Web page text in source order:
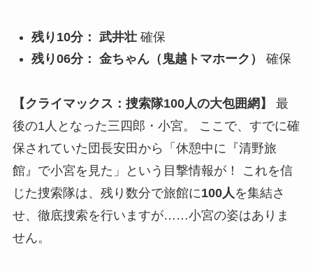
残り10分： 武井壮確保
残り06分： 金ちゃん（鬼越トマホーク） 確保
【クライマックス：捜索隊100人の大包囲網】
最
後の1人となった三四郎・小宮。 ここで、すでに確
保されていた団長安田から「休憩中に『清野旅
館』で小宮を見た」という目撃情報が！ これを信
じた捜索隊は、残り数分で旅館に100人を集結さ
せ、徹底捜索を行いますが……小宮の姿はありま
せん。